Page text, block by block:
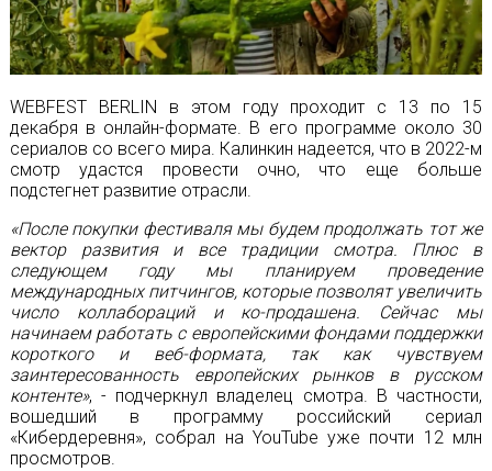
WEBFEST BERLIN в этом году проходит с 13 по 15
декабря в онлайн-формате. В его программе около 30
сериалов со всего мира. Калинкин надеется, что в 2022-м
смотр удастся провести очно, что еще больше
подстегнет развитие отрасли.
«После покупки фестиваля мы будем продолжать тот же
вектор развития и все традиции смотра. Плюс в
следующем году мы планируем проведение
международных питчингов, которые позволят увеличить
число коллабораций и ко-продашена. Сейчас мы
начинаем работать с европейскими фондами поддержки
короткого и веб-формата, так как чувствуем
заинтересованность европейских рынков в русском
контенте», - подчеркнул владелец смотра. В частности,
вошедший в программу российский сериал
«Кибердеревня», собрал на YouTube уже почти 12 млн
просмотров.